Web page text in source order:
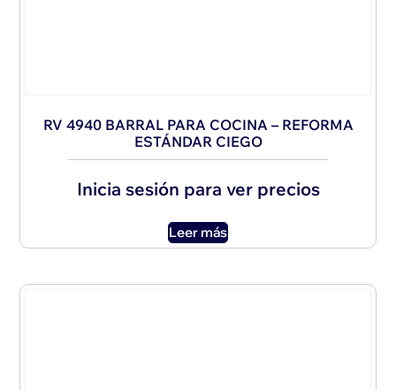
RV 4940 BARRAL PARA COCINA – REFORMA
ESTÁNDAR CIEGO
Inicia sesión para ver precios
Leer más